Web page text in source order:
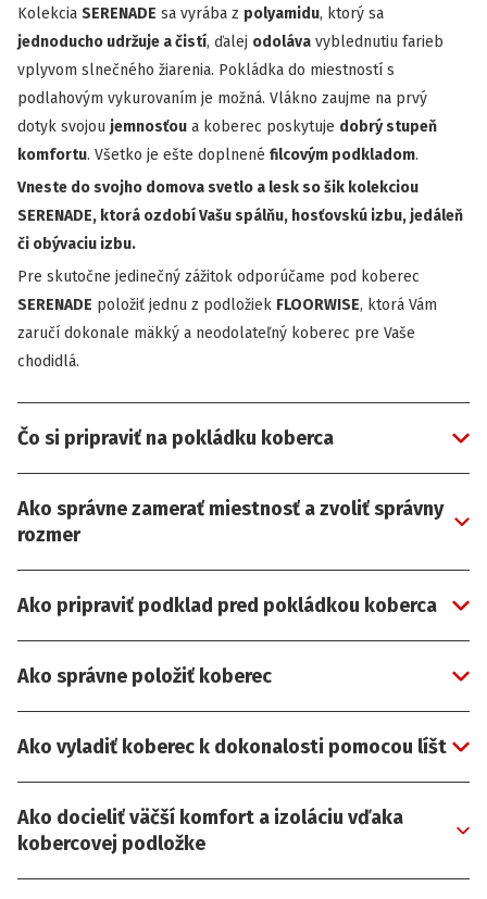
Kolekcia SERENADE sa vyrába z polyamidu, ktorý sa
jednoducho udržuje a čistí, ďalej odoláva vyblednutiu farieb
vplyvom slnečného žiarenia. Pokládka do miestností s
podlahovým vykurovaním je možná. Vlákno zaujme na prvý
dotyk svojou jemnosťou a koberec poskytuje dobrý stupeň
komfortu. Všetko je ešte doplnené filcovým podkladom.
Vneste do svojho domova svetlo a lesk so šik kolekciou
SERENADE, ktorá ozdobí Vašu spálňu, hosťovskú izbu, jedáleň
či obývaciu izbu.
Pre skutočne jedinečný zážitok odporúčame pod koberec
SERENADE položiť jednu z podložiek FLOORWISE, ktorá Vám
zaručí dokonale mäkký a neodolateľný koberec pre Vaše
chodidlá.
Čo si pripraviť na pokládku koberca
Ako správne zamerať miestnosť a zvoliť správny
rozmer
Ako pripraviť podklad pred pokládkou koberca
Ako správne položiť koberec
Ako vyladiť koberec k dokonalosti pomocou líšt
Ako docieliť väčší komfort a izoláciu vďaka
kobercovej podložke